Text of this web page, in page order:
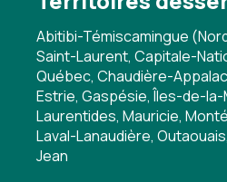
Abitibi-Témiscamingue
Saint-Laurent, Capitale-
Québec, Chaudière-
Estrie, Gaspésie, Îles-de-la-
Laurentides, Mauricie,
Laval-Lanaudière,
Jean